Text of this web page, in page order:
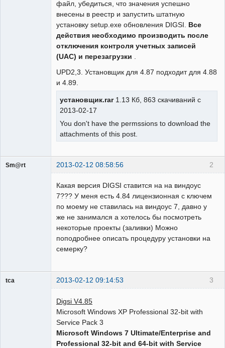
файл, убедиться, что значения успешно
внесены в реестр и запустить штатную
установку setup.exe обновления DIGSI. Все
действия необходимо производить после
отключения контроля учетных записей
(UAC) и перезагрузки
UPD2,3. Установщик для 4.87 подходит для 4.88
и 4.89.
установщик.rar1.13 Кб, 863 скачиваний с
2013-02-17
You don't have the permssions to download the
attachments of this post.
2
Sm@rt 2013-02-12 08:58:56
Какая версия DIGSI ставится на на виндоус
7??? У меня есть 4.84 лицензионная с ключем
по моему не ставилась на виндоус 7, давно у
же не занимался а хотелось бы посмотреть
некоторые проекты (заливки) Можно
поподробнее описать процедуру установки на
семерку?
3
tca 2013-02-12 09:14:53
Digsi V4.85
Microsoft Windows XP Professional 32-bit with
Service Pack 3
Microsoft Windows 7 Ultimate/Enterprise and
Professional 32-bit and 64-bit with Service